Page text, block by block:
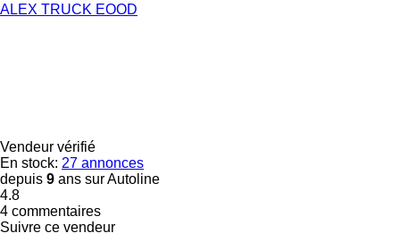
ALEX TRUCK EOOD
Vendeur vérifié
En stock: 27 annonces
depuis 9 ans sur Autoline
4.8
4 commentaires
Suivre ce vendeur